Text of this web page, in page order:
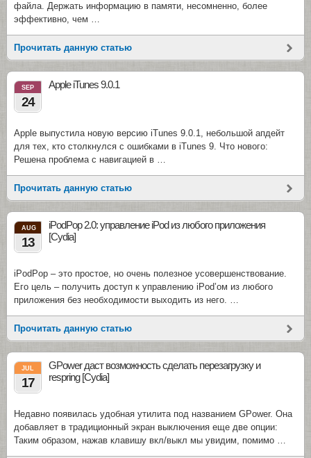
файла. Держать информацию в памяти, несомненно, более
эффективно, чем …
Прочитать данную статью
SEP
24
Apple iTunes 9.0.1
Apple выпустила новую версию iTunes 9.0.1, небольшой апдейт
для тех, кто столкнулся с ошибками в iTunes 9. Что нового:
Решена проблема с навигацией в …
Прочитать данную статью
AUG
13
iPodPop 2.0: управление iPod из любого приложения
[Cydia]
iPodPop – это простое, но очень полезное усовершенствование.
Его цель – получить доступ к управлению iPod’ом из любого
приложения без необходимости выходить из него. …
Прочитать данную статью
JUL
17
GPower даст возможность сделать перезагрузку и
respring [Cydia]
Недавно появилась удобная утилита под названием GPower. Она
добавляет в традиционный экран выключения еще две опции:
Таким образом, нажав клавишу вкл/выкл мы увидим, помимо …